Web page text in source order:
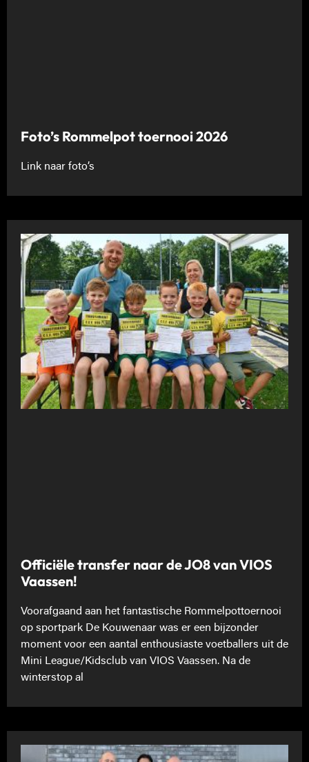
Foto’s Rommelpot toernooi 2026
Link naar foto’s
Officiële transfer naar de JO8 van VIOS
Vaassen!
Voorafgaand aan het fantastische Rommelpottoernooi
op sportpark De Kouwenaar was er een bijzonder
moment voor een aantal enthousiaste voetballers uit de
Mini League/Kidsclub van VIOS Vaassen. Na de
winterstop al